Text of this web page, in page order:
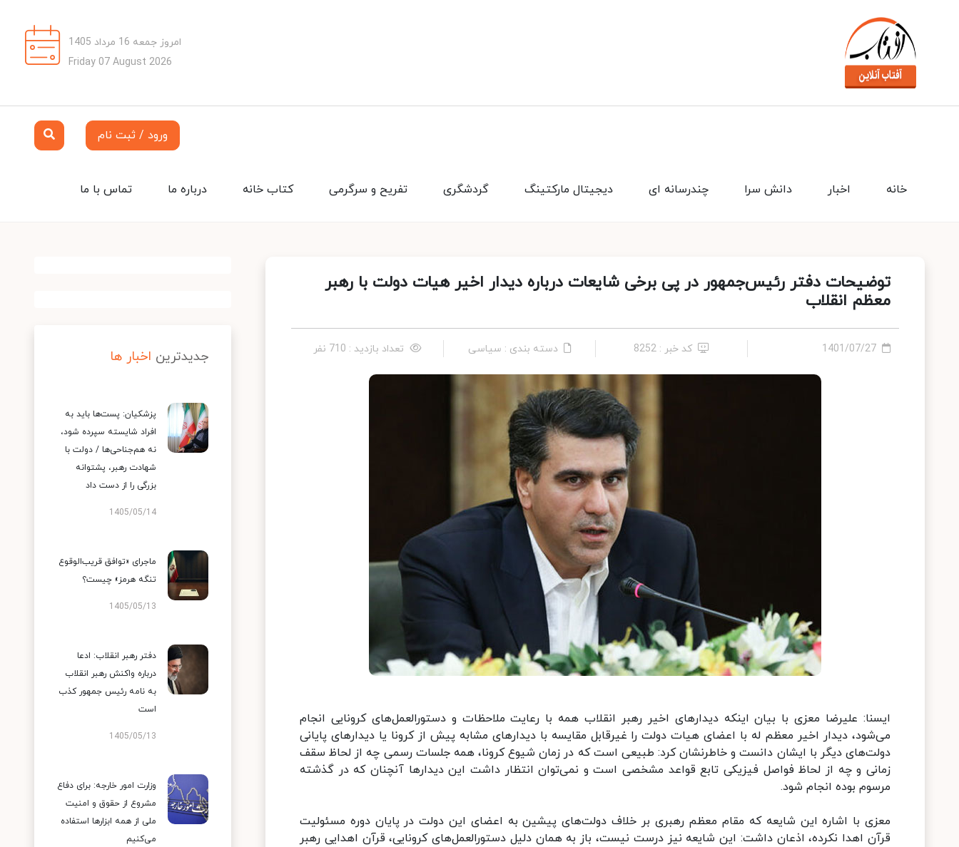
امروز جمعه 16 مرداد 1405
Friday 07 August 2026
ورود / ثبت نام
تماس با ما درباره ما کتاب خانه تفریح و سرگرمی گردشگری دیجیتال مارکتینگ چندرسانه ای دانش سرا اخبار خانه
توضیحات دفتر رئیس‌جمهور در پی برخی شایعات درباره دیدار اخیر هیات دولت با رهبر
معظم انقلاب
1401/07/27 کد خبر : 8252 دسته بندی : سیاسی تعداد بازدید : 710 نفر
ایسنا: علیرضا معزی با بیان اینکه دیدارهای اخیر رهبر انقلاب همه با رعایت ملاحظات و دستورالعمل‌های کرونایی انجام
می‌شود،‌ دیدار اخیر معظم له با اعضای هیات دولت را غیرقابل مقایسه با دیدارهای مشابه پیش از کرونا یا دیدارهای پایانی
دولت‌های دیگر با ایشان دانست و خاطرنشان کرد:‌ طبیعی است که در زمان شیوع کرونا، همه جلسات رسمی چه از لحاظ سقف
زمانی و چه از لحاظ فواصل فیزیکی تابع قواعد مشخصی است و نمی‌توان انتظار داشت این دیدارها آنچنان که در گذشته
مرسوم بوده انجام شود.
معزی با اشاره این شایعه که مقام معظم رهبری بر خلاف دولت‌های پیشین به اعضای این دولت در پایان دوره مسئولیت
قرآن اهدا نکرده، اذعان داشت: این شایعه نیز درست نیست، باز به همان دلیل دستورالعمل‌های کرونایی، قرآن اهدایی رهبر
جدیدترین اخبار ها
پزشکیان: پست‌ها باید به
افراد شایسته سپرده شود،
نه هم‌جناحی‌ها / دولت با
شهادت رهبر، پشتوانه
بزرگی را از دست داد
1405/05/14
ماجرای «توافق قریب‌الوقوع
تنگه هرمز» چیست؟
1405/05/13
دفتر رهبر انقلاب: ادعا
درباره واکنش رهبر انقلاب
به نامه رئیس جمهور کذب
است
1405/05/13
وزارت امور خارجه: برای دفاع
مشروع از حقوق و امنیت
ملی از همه ابزارها استفاده
می‌کنیم